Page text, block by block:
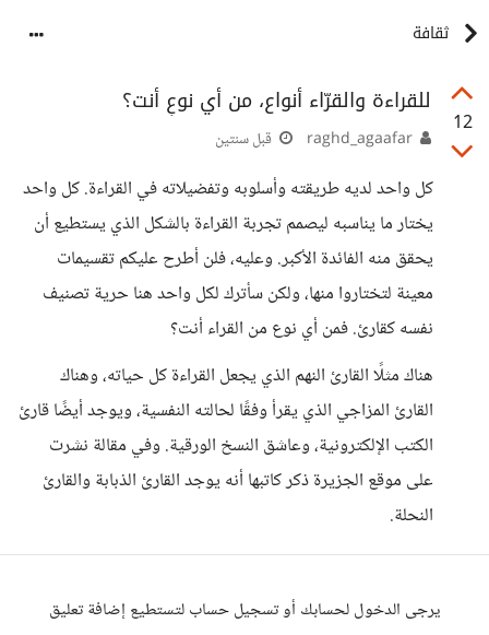
ثقافة
12
للقراءة والقرّاء أنواع، من أي نوعٍ أنت؟
قبل سنتين
كل واحد لديه طريقته وأسلوبه وتفضيلاته في القراءة. كل واحد
يختار ما يناسبه ليصمم تجربة القراءة بالشكل الذي يستطيع أن
يحقق منه الفائدة الأكبر. وعليه، فلن أطرح عليكم تقسيمات
معينة لتختاروا منها، ولكن سأترك لكل واحد هنا حرية تصنيف
نفسه كقارئ. فمن أي نوع من القراء أنت؟
هناك مثلًا القارئ النهم الذي يجعل القراءة كل حياته، وهناك
القارئ المزاجي الذي يقرأ وفقًا لحالته النفسية، ويوجد أيضًا قارئ
الكتب الإلكترونية، وعاشق النسخ الورقية. وفي مقالة نشرت
على موقع الجزيرة ذكر كاتبها أنه يوجد القارئ الذبابة والقارئ
النحلة.
يرجى الدخول لحسابك أو تسجيل حساب لتستطيع إضافة تعليق